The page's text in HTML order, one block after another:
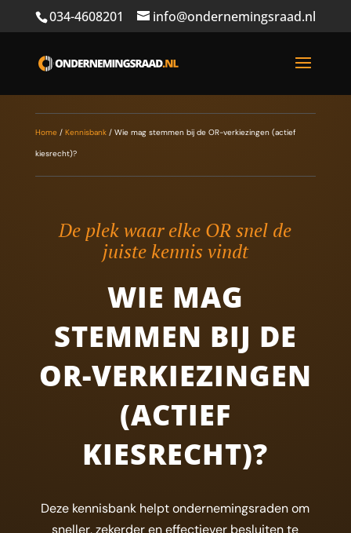
034-4608201 info@ondernemingsraad.nl
Home/ Kennisbank/ Wie mag stemmen bij de OR-verkiezingen (actief
kiesrecht)?
De plek waar elke OR snel de
juiste kennis vindt
WIE MAG
STEMMEN BIJ DE
OR-VERKIEZINGEN
(ACTIEF
KIESRECHT)?
Deze kennisbank helpt ondernemingsraden om
sneller, zekerder en effectiever besluiten te